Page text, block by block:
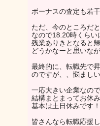
ボーナスの査定も若
ただ、今のところだ
なので18.20時くら
残業ありきとなると
どうかなーと思いな
最終的に、転職先で
のですが、、悩まし
一応大きい企業なの
結構まとまってお休み
基本は土日休みです
皆さんなら転職応援